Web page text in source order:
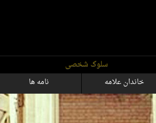
سلوک شخصی
خاندان علامه نامه ها